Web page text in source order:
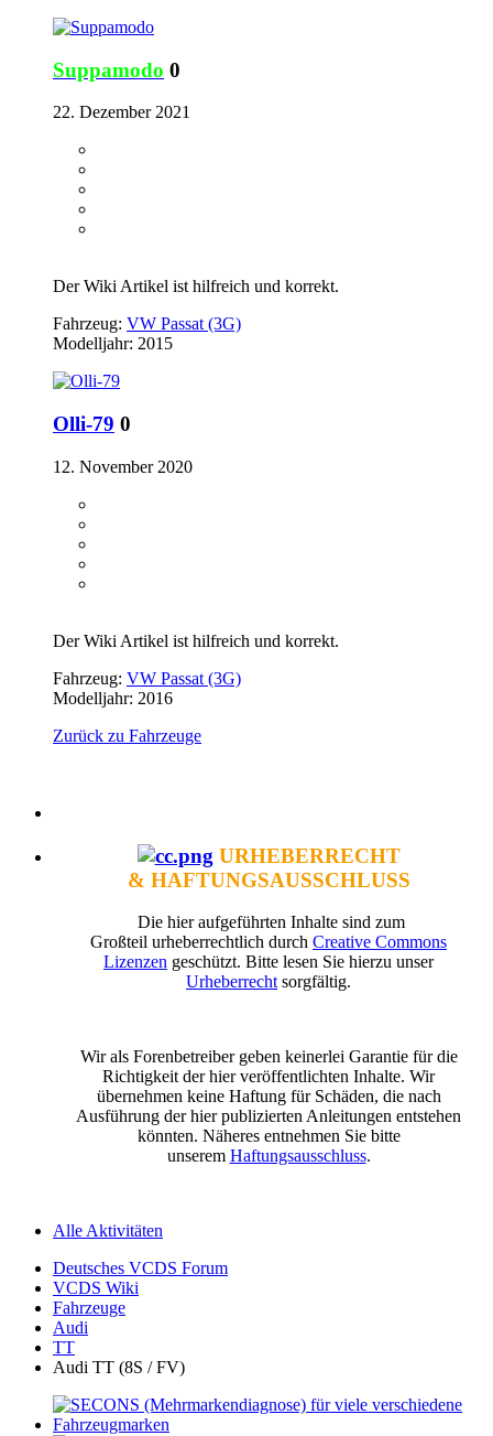
Suppamodo 0
22. Dezember 2021
Der Wiki Artikel ist hilfreich und korrekt.
Fahrzeug: VW Passat (3G)
Modelljahr: 2015
Olli-79 0
12. November 2020
Der Wiki Artikel ist hilfreich und korrekt.
Fahrzeug: VW Passat (3G)
Modelljahr: 2016
Zurück zu Fahrzeuge
URHEBERRECHT
& HAFTUNGSAUSSCHLUSS
Die hier aufgeführten Inhalte sind zum
Großteil urheberrechtlich durch Creative Commons
Lizenzen geschützt. Bitte lesen Sie hierzu unser
Urheberrecht sorgfältig.
Wir als Forenbetreiber geben keinerlei Garantie für die
Richtigkeit der hier veröffentlichten Inhalte. Wir
übernehmen keine Haftung für Schäden, die nach
Ausführung der hier publizierten Anleitungen entstehen
könnten. Näheres entnehmen Sie bitte
unserem Haftungsausschluss.
Alle Aktivitäten
Deutsches VCDS Forum
VCDS Wiki
Fahrzeuge
Audi
TT
Audi TT (8S / FV)